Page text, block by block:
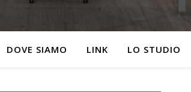
DOVE SIAMO LINK LO STUDIO